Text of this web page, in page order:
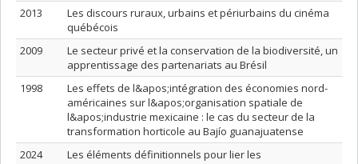
2013
Les discours ruraux, urbains et périurbains du cinéma
québécois
2009
Le secteur privé et la conservation de la biodiversité, un
apprentissage des partenariats au Brésil
1998
Les effets de l&apos;intégration des économies nord-
américaines sur l&apos;organisation spatiale de
l&apos;industrie mexicaine : le cas du secteur de la
transformation horticole au Bajío guanajuatense
2024
Les éléments définitionnels pour lier les